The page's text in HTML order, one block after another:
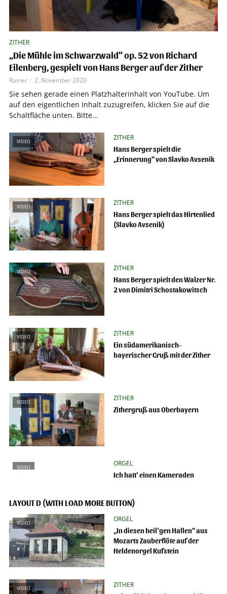
ZITHER
„Die Mühle im Schwarzwald“ op. 52 von Richard
Eilenberg, gespielt von Hans Berger auf der Zither
Rainer 2. November 2020
Sie sehen gerade einen Platzhalterinhalt von YouTube. Um
auf den eigentlichen Inhalt zuzugreifen, klicken Sie auf die
Schaltfläche unten. Bitte...
VIDEO
ZITHER
Hans Berger spielt die
„Erinnerung“ von Slavko Avsenik
VIDEO
ZITHER
Hans Berger spielt das Hirtenlied
(Slavko Avsenik)
VIDEO
ZITHER
Hans Berger spielt den Walzer Nr.
2 von Dimitri Schostakowitsch
VIDEO
ZITHER
Ein südamerikanisch-
bayerischer Gruß mit der Zither
VIDEO
ZITHER
Zithergruß aus Oberbayern
VIDEO
ORGEL
Ich hatt‘ einen Kameraden
LAYOUT D (WITH LOAD MORE BUTTON)
VIDEO
ORGEL
„In diesen heil‘gen Hallen“ aus
Mozarts Zauberflöte auf der
Heldenorgel Kufstein
VIDEO
ZITHER